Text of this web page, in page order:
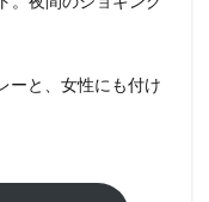
ーと、女性にも付け